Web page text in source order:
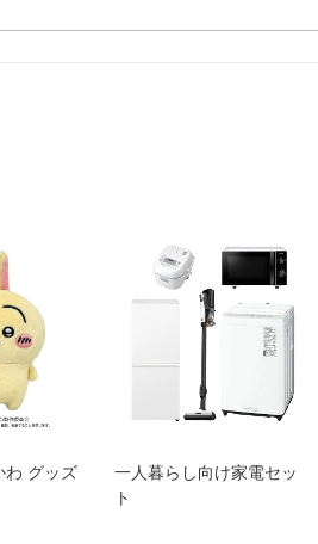
わ グッズ
一人暮らし向け家電セッ
ト